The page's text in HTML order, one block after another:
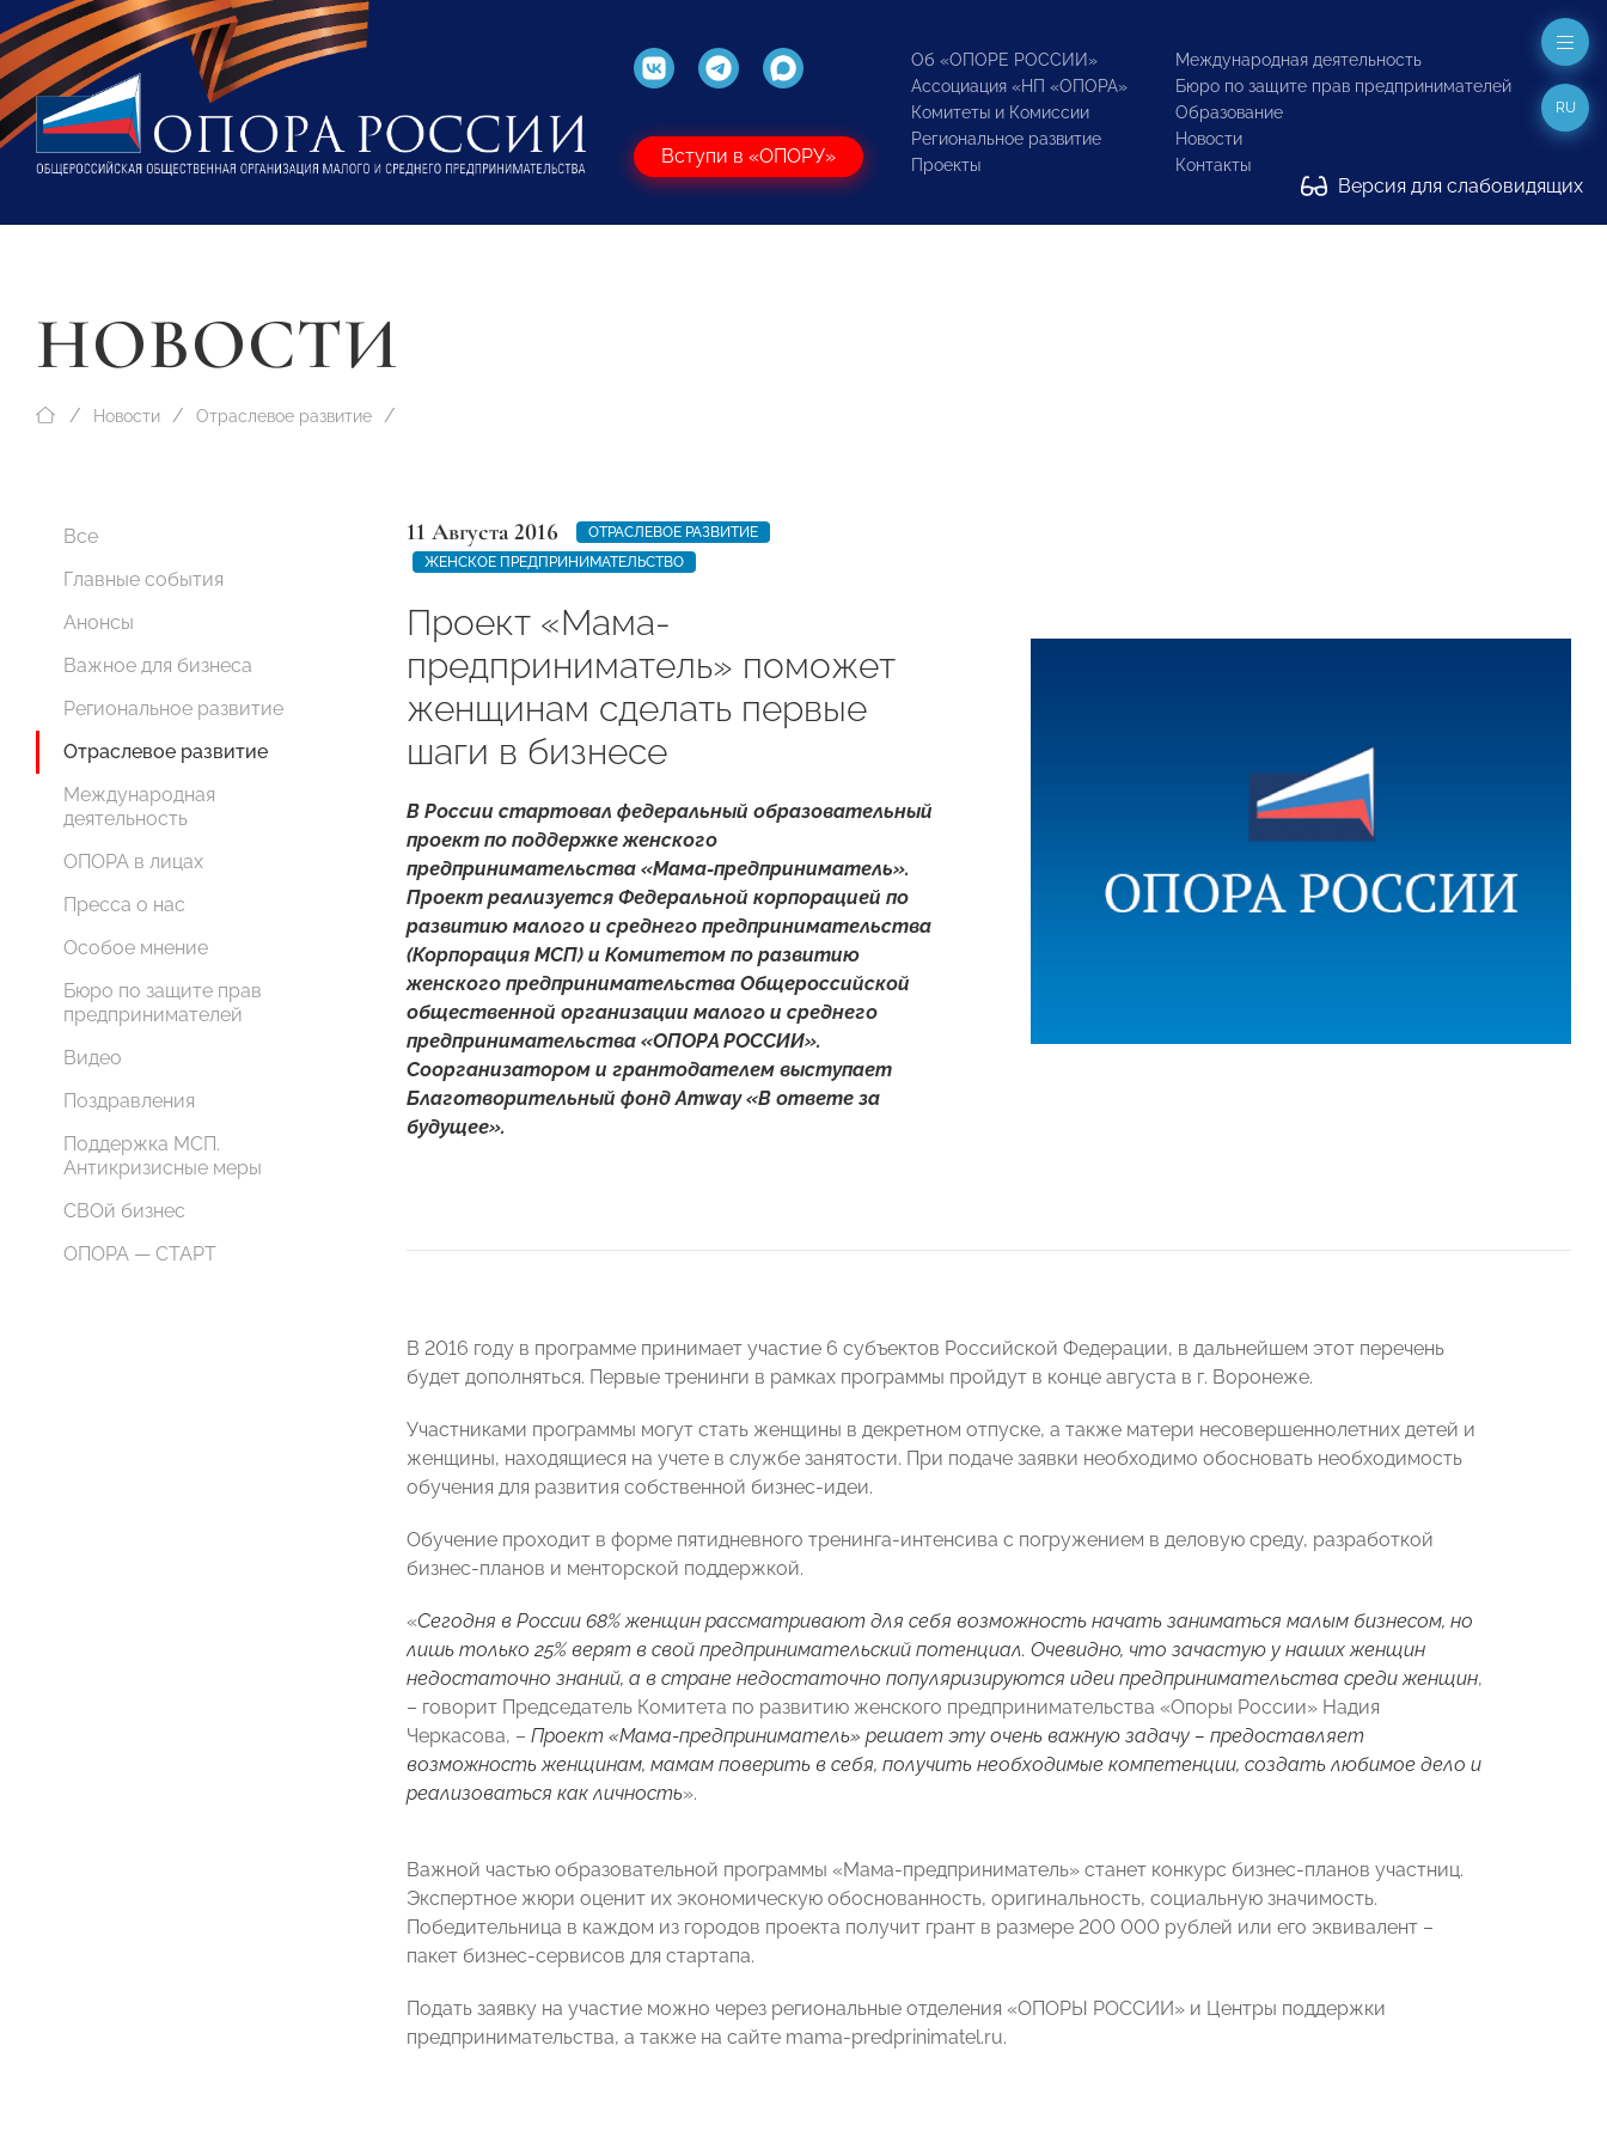
Вступи в «ОПОРУ»
Об «ОПОРЕ РОССИИ»
Ассоциация «НП «ОПОРА»
Комитеты и Комиссии
Региональное развитие
Проекты
Международная деятельность
Бюро по защите прав предпринимателей
Образование
Новости
Контакты
Версия для слабовидящих
RU
НОВОСТИ
Новости Отраслевое развитие
Все
Главные события
Анонсы
Важное для бизнеса
Региональное развитие
Отраслевое развитие
Международная
деятельность
ОПОРА в лицах
Пресса о нас
Особое мнение
Бюро по защите прав
предпринимателей
Видео
Поздравления
Поддержка МСП.
Антикризисные меры
СВОй бизнес
ОПОРА — СТАРТ
11 Августа 2016
ОТРАСЛЕВОЕ РАЗВИТИЕ
ЖЕНСКОЕ ПРЕДПРИНИМАТЕЛЬСТВО
Проект «Мама-
предприниматель» поможет
женщинам сделать первые
шаги в бизнесе
В России стартовал федеральный образовательный
проект по поддержке женского
предпринимательства «Мама-предприниматель».
Проект реализуется Федеральной корпорацией по
развитию малого и среднего предпринимательства
(Корпорация МСП) и Комитетом по развитию
женского предпринимательства Общероссийской
общественной организации малого и среднего
предпринимательства «ОПОРА РОССИИ».
Соорганизатором и грантодателем выступает
Благотворительный фонд Amway «В ответе за
будущее».
В 2016 году в программе принимает участие 6 субъектов Российской Федерации, в дальнейшем этот перечень
будет дополняться. Первые тренинги в рамках программы пройдут в конце августа в г. Воронеже.
Участниками программы могут стать женщины в декретном отпуске, а также матери несовершеннолетних детей и
женщины, находящиеся на учете в службе занятости. При подаче заявки необходимо обосновать необходимость
обучения для развития собственной бизнес-идеи.
Обучение проходит в форме пятидневного тренинга-интенсива с погружением в деловую среду, разработкой
бизнес-планов и менторской поддержкой.
«Сегодня в России 68% женщин рассматривают для себя возможность начать заниматься малым бизнесом, но
лишь только 25% верят в свой предпринимательский потенциал. Очевидно, что зачастую у наших женщин
недостаточно знаний, а в стране недостаточно популяризируются идеи предпринимательства среди женщин,
– говорит Председатель Комитета по развитию женского предпринимательства «Опоры России» Надия
Черкасова, – Проект «Мама-предприниматель» решает эту очень важную задачу – предоставляет
возможность женщинам, мамам поверить в себя, получить необходимые компетенции, создать любимое дело и
реализоваться как личность».
Важной частью образовательной программы «Мама-предприниматель» станет конкурс бизнес-планов участниц.
Экспертное жюри оценит их экономическую обоснованность, оригинальность, социальную значимость.
Победительница в каждом из городов проекта получит грант в размере 200 000 рублей или его эквивалент –
пакет бизнес-сервисов для стартапа.
Подать заявку на участие можно через региональные отделения «ОПОРЫ РОССИИ» и Центры поддержки
предпринимательства, а также на сайте mama-predprinimatel.ru.